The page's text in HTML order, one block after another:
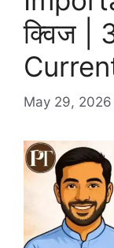
क्विज |
May 29, 2026